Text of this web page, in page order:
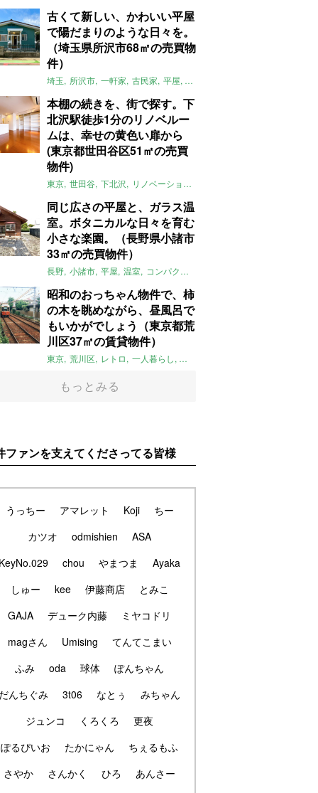
古くて新しい、かわいい平屋
で陽だまりのような日々を。
（埼玉県所沢市68㎡の売買物
件）
埼玉 所沢市 一軒家 古民家 平屋 庭
本棚の続きを、街で探す。下
北沢駅徒歩1分のリノベルー
ムは、幸せの黄色い扉から
(東京都世田谷区51㎡の売買
物件)
東京 世田谷 下北沢 リノベーション
同じ広さの平屋と、ガラス温
室。ボタニカルな日々を育む
小さな楽園。（長野県小諸市
33㎡の売買物件）
長野 小諸市 平屋 温室 コンパクト
昭和のおっちゃん物件で、柿
の木を眺めながら、昼風呂で
もいかがでしょう（東京都荒
川区37㎡の賃貸物件）
東京 荒川区 レトロ 一人暮らし タイル
もっとみる
ファンを支えてくださってる皆様
うっちー アマレット Koji
ちー
カツオ
odmishien
ASA
chou やまつま
Ayaka
しゅー
kee 伊藤商店
とみこ
GAJA
デューク内藤
ミヤコドリ
magさん
Umising
てんてこまい
ふみ
oda 球体
ぽんちゃん
んちぐみ
3t06 なとぅ
みちゃん
ジュンコ
くろくろ
更夜
ぽるぴいお
たかにゃん
ちぇるもふ
さやか
さんかく ひろ
あんさー